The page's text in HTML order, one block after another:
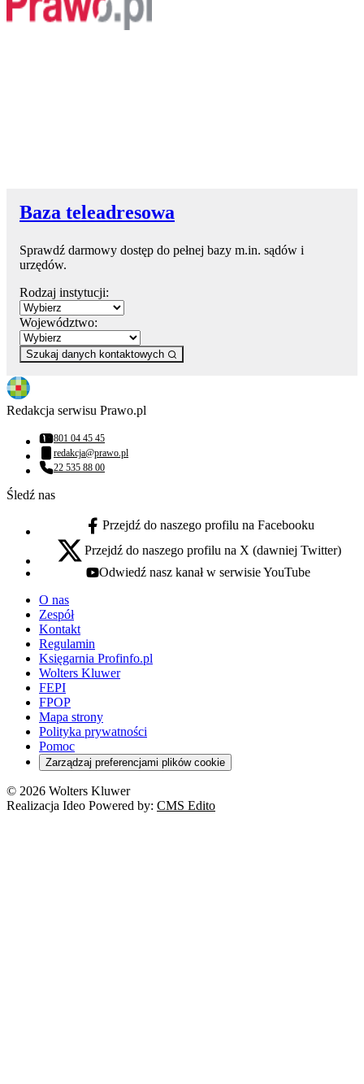
Baza teleadresowa
Sprawdź darmowy dostęp do pełnej bazy m.in. sądów i
urzędów.
Rodzaj instytucji:
Województwo:
Szukaj danych kontaktowych
Redakcja serwisu Prawo.pl
Numer telefonu:
801 04 45 45
Adres email:
redakcja@prawo.pl
Numer telefonu:
22 535 88 00
Śledź nas
facebook - otwiera się w nowej karcie
Przejdź do naszego profilu na Facebooku
x - otwiera się w nowej karcie
Przejdź do naszego profilu na X (dawniej Twitter)
youtube - otwiera się w nowej karcie
Odwiedź nasz kanał w serwisie YouTube
O nas
Zespół
Kontakt
Regulamin
Księgarnia Profinfo.pl
Wolters Kluwer
FEPI
FPOP
Mapa strony
Polityka prywatności
Pomoc
Zarządzaj preferencjami plików cookie
© 2026 Wolters Kluwer
Realizacja Ideo Powered by: CMS Edito